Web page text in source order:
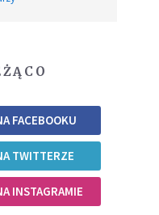
FACEBOOKU
TWITTERZE
INSTAGRAMIE